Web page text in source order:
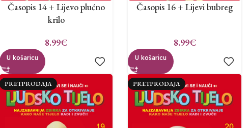
Časopis 14 + Lijevo plućno
krilo
8.99€
U košaricu
Časopis 16 + Lijevi bubreg
8.99€
U košaricu
PRETPRODAJA PRETPRODAJA